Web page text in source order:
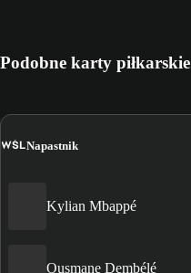
Podobne karty piłkarskie
WŚLNapastnik
Kylian Mbappé
Ousmane Dembélé